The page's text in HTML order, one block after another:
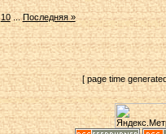
10...Последняя »
[ page time